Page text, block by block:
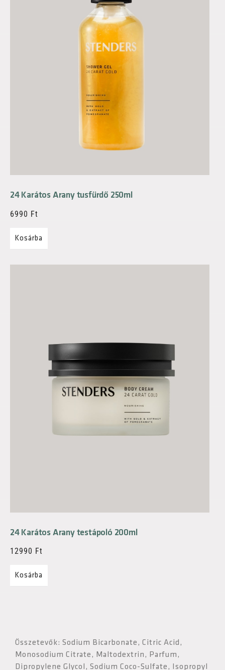
24 Karátos Arany tusfürdő 250ml
6990 Ft
Kosárba
24 Karátos Arany testápoló 200ml
12990 Ft
Kosárba
Összetevők: Sodium Bicarbonate, Citric Acid,
Monosodium Citrate, Maltodextrin, Parfum,
Dipropylene Glycol, Sodium Coco-Sulfate, Isopropyl